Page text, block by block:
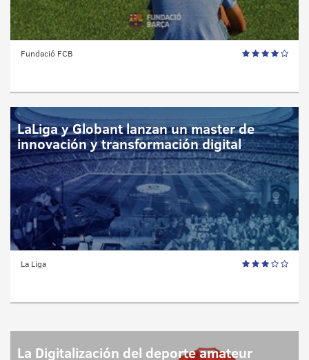
Fundació FCB
LaLiga y Globant lanzan un master de
innovación y transformación digital
La Liga
La Digitalización del deporte amateur